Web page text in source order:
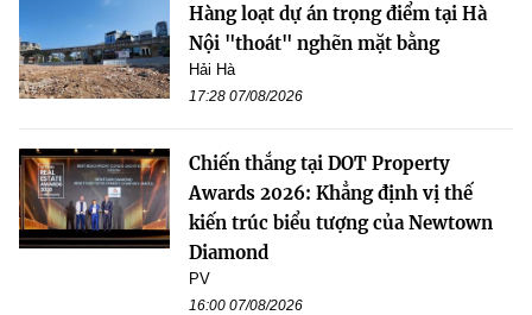
Hàng loạt dự án trọng điểm tại Hà
Nội "thoát" nghẽn mặt bằng
Hải Hà
17:28 07/08/2026
Chiến thắng tại DOT Property
Awards 2026: Khẳng định vị thế
kiến trúc biểu tượng của Newtown
Diamond
PV
16:00 07/08/2026